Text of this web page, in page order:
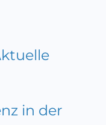
in der